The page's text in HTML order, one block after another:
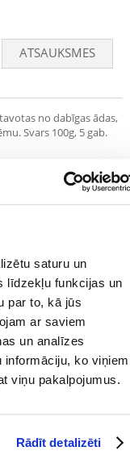
saturu un
līdzekļu funkcijas un
par to, kā jūs
ar saviem
un analīzes
informāciju, ko viņiem
viņu pakalpojumus.
Rādīt detalizēti
ATSAUKSMES
no dabīgas ādas,
Svars 100g, 5 gab.